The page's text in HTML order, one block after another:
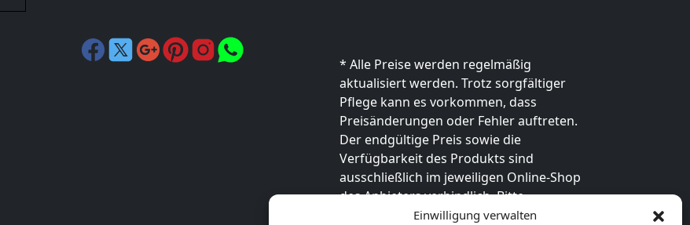
Einwilligung verwalten
* Alle Preise werden regelmäßig
aktualisiert werden. Trotz sorgfältiger
Pflege kann es vorkommen, dass
Preisänderungen oder Fehler auftreten.
Der endgültige Preis sowie die
Verfügbarkeit des Produkts sind
ausschließlich im jeweiligen Online-Shop
des Anbieters verbindlich. Bitte
überprüfe den Preis vor dem Kauf direkt